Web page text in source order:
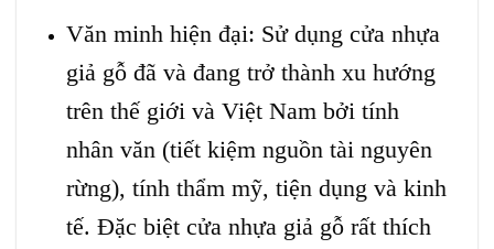
Văn minh hiện đại: Sử dụng cửa nhựa
giả gỗ đã và đang trở thành xu hướng
trên thế giới và Việt Nam bởi tính
nhân văn (tiết kiệm nguồn tài nguyên
rừng), tính thẩm mỹ, tiện dụng và kinh
tế. Đặc biệt cửa nhựa giả gỗ rất thích